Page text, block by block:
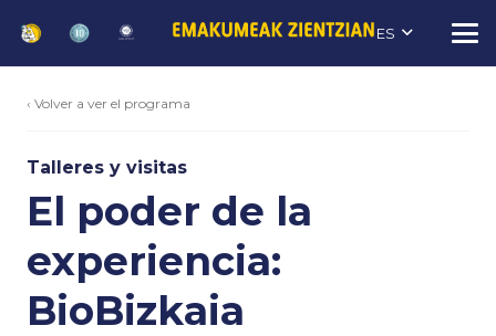
ES
‹ Volver a ver el programa
Talleres y visitas
El poder de la
experiencia:
BioBizkaia